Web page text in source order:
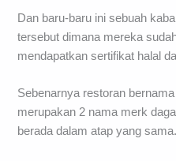
Dan baru-baru ini sebuah
tersebut dimana mereka
mendapatkan sertifikat halal
Sebenarnya restoran
merupakan 2 nama merk
berada dalam atap yang sama.